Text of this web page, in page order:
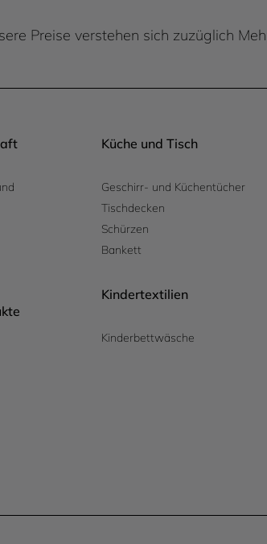
Preise verstehen sich zuzüglich
Küche und Tisch
Geschirr- und Küchentücher
Tischdecken
Schürzen
Bankett
Kindertextilien
Kinderbettwäsche